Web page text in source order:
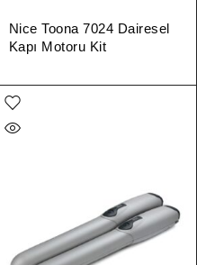
Nice Toona 7024 Dairesel
Kapı Motoru Kit